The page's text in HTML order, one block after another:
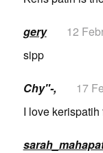
gery 12
sipp
Chy"-, 17
I love kerispatih